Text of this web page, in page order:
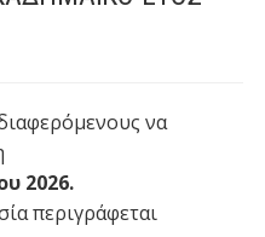
να
2026.
περιγράφεται